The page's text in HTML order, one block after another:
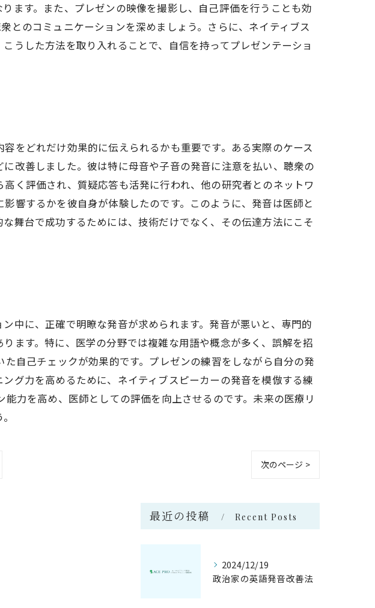
ます。また、プレゼンの映像を撮影し、自己評価を行うことも効
とのコミュニケーションを深めましょう。さらに、ネイティブス
うした方法を取り入れることで、自信を持ってプレゼンテーショ
をどれだけ効果的に伝えられるかも重要です。ある実際のケース
改善しました。彼は特に母音や子音の発音に注意を払い、聴衆の
く評価され、質疑応答も活発に行われ、他の研究者とのネットワ
響するかを彼自身が体験したのです。このように、発音は医師と
舞台で成功するためには、技術だけでなく、その伝達方法にこそ
中に、正確で明瞭な発音が求められます。発音が悪いと、専門的
ます。特に、医学の分野では複雑な用語や概念が多く、誤解を招
自己チェックが効果的です。プレゼンの練習をしながら自分の発
グ力を高めるために、ネイティブスピーカーの発音を模倣する練
力を高め、医師としての評価を向上させるのです。未来の医療リ
次のページ >
最近の投稿 Recent Posts
2024/12/19
政治家の英語発音改善法